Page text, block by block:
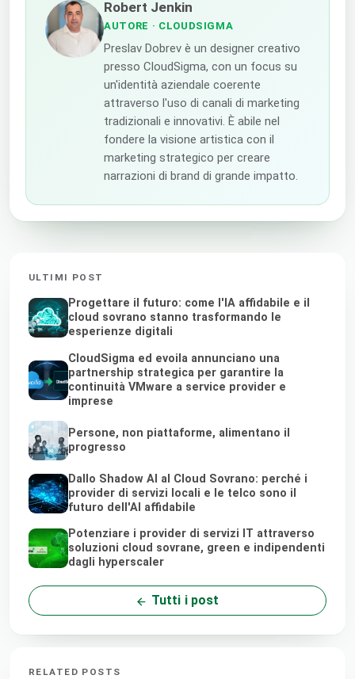
Robert Jenkin
AUTORE · CLOUDSIGMA
Preslav Dobrev è un designer creativo
presso CloudSigma, con un focus su
un'identità aziendale coerente
attraverso l'uso di canali di marketing
tradizionali e innovativi. È abile nel
fondere la visione artistica con il
marketing strategico per creare
narrazioni di brand di grande impatto.
ULTIMI POST
Progettare il futuro: come l'IA affidabile e il
cloud sovrano stanno trasformando le
esperienze digitali
CloudSigma ed evoila annunciano una
partnership strategica per garantire la
continuità VMware a service provider e
imprese
Persone, non piattaforme, alimentano il
progresso
Dallo Shadow AI al Cloud Sovrano: perché i
provider di servizi locali e le telco sono il
futuro dell'AI affidabile
Potenziare i provider di servizi IT attraverso
soluzioni cloud sovrane, green e indipendenti
dagli hyperscaler
Tutti i post
RELATED POSTS